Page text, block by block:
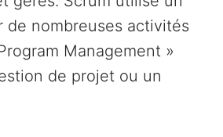
de nombreuses activités
Management »
de projet ou un